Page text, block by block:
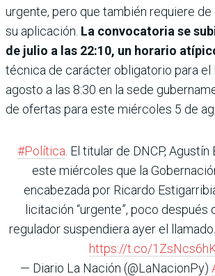
urgente, pero que también requiere
su aplicación. La convocatoria se
de julio a las 22:10, un horario
técnica de carác­ter obligatorio para el
agosto a las 8:30 en la sede
de ofertas para este miérco­les 5 de
#Política . El titular de DNCP,
este miércoles que la
encabezada por Ricardo
licitación “urgente”, poco después
regulador suspendiera ayer el llamado.
https://t.co/
— Diario La Nación (@LaNacionPy)